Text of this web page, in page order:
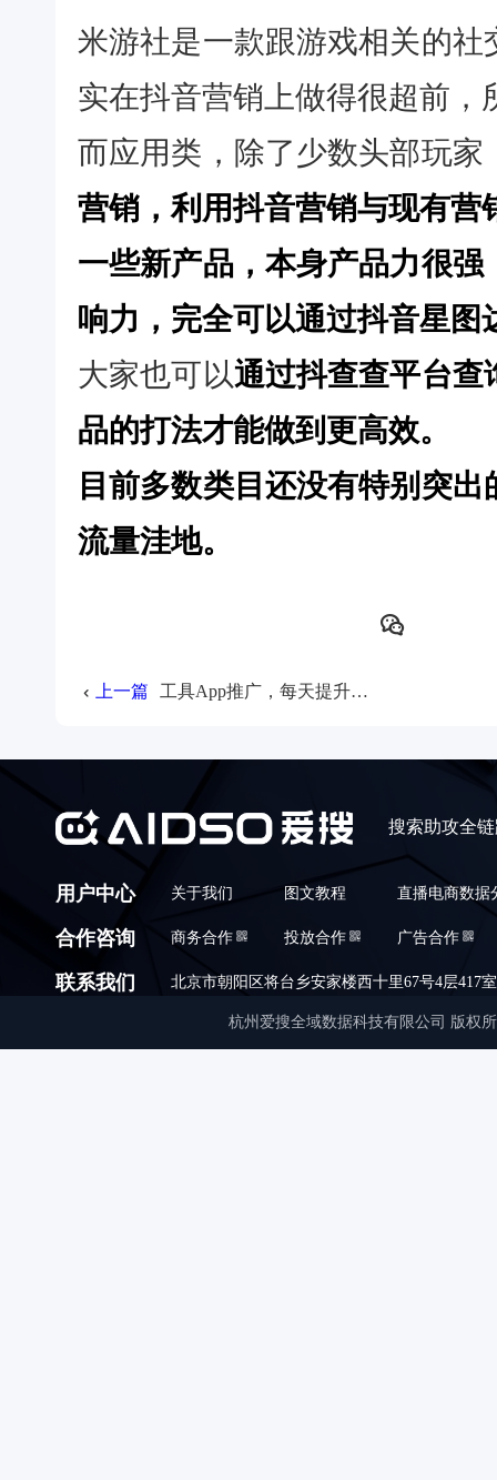
米游社是一款跟游戏相关的
实在抖音营销上做得很超前，
而应用类，除了少数头部玩家
营销，利用抖音营销与现有
一些新产品，本身产品力很
响力，完全可以通过抖音星
大家也可以通过抖查查平台查
品的打法才能做到更高效。
目前多数类目还没有特别突
流量洼地。
上一篇 工具App推广，每天提升2000+日新增实操
搜索助攻全
用户中心 关于我们 图文教程 直播电商数据
合作咨询 商务合作 投放合作 广告合作
联系我们 北京市朝阳区将台乡安家楼西十里67号4层417室
杭州爱搜全域数据科技有限公司 版权